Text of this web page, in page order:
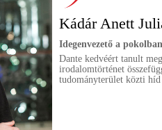
Kádár Anett
Idegenvezető a pokolban
Dante kedvéért tanult
irodalomtörténet
tudományterület közti